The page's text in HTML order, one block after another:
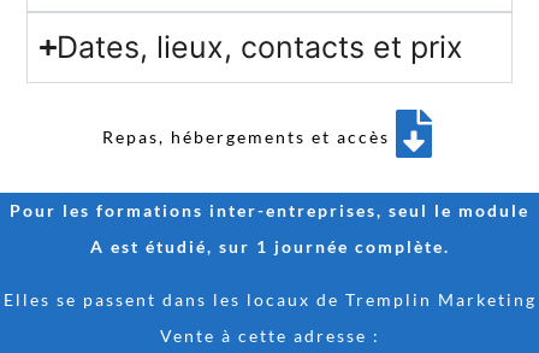
Dates, lieux, contacts et prix
Repas, hébergements et accès
Pour les formations inter-entreprises, seul le module
A est étudié, sur 1 journée complète.
Elles se passent dans les locaux de Tremplin Marketing
Vente à cette adresse :